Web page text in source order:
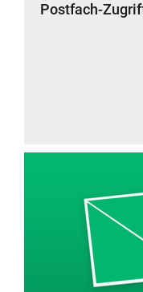
Postfach-